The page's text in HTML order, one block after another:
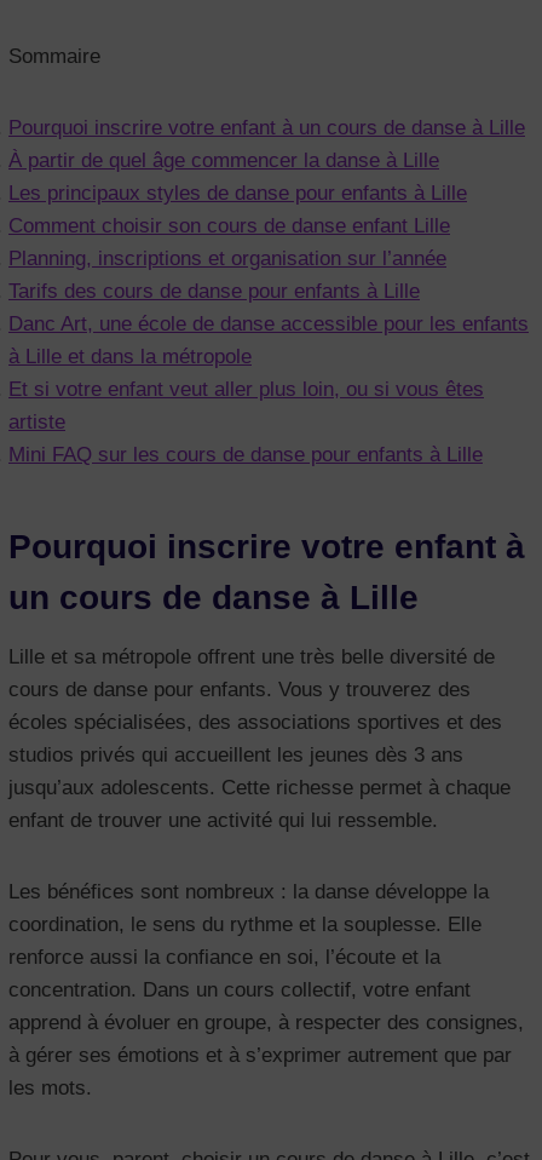
Sommaire
Pourquoi inscrire votre enfant à un cours de danse à Lille
À partir de quel âge commencer la danse à Lille
Les principaux styles de danse pour enfants à Lille
Comment choisir son cours de danse enfant Lille
Planning, inscriptions et organisation sur l’année
Tarifs des cours de danse pour enfants à Lille
Danc Art, une école de danse accessible pour les enfants
à Lille et dans la métropole
Et si votre enfant veut aller plus loin, ou si vous êtes
artiste
Mini FAQ sur les cours de danse pour enfants à Lille
Pourquoi inscrire votre enfant à
un cours de danse à Lille
Lille et sa métropole offrent une très belle diversité de
cours de danse pour enfants. Vous y trouverez des
écoles spécialisées, des associations sportives et des
studios privés qui accueillent les jeunes dès 3 ans
jusqu’aux adolescents. Cette richesse permet à chaque
enfant de trouver une activité qui lui ressemble.
Les bénéfices sont nombreux : la danse développe la
coordination, le sens du rythme et la souplesse. Elle
renforce aussi la confiance en soi, l’écoute et la
concentration. Dans un cours collectif, votre enfant
apprend à évoluer en groupe, à respecter des consignes,
à gérer ses émotions et à s’exprimer autrement que par
les mots.